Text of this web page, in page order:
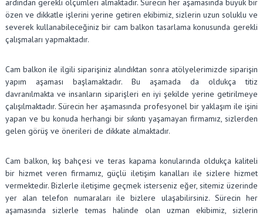
ardından gerekli ölçümleri almaktadır. Sürecin her aşamasında büyük bir
özen ve dikkatle işlerini yerine getiren ekibimiz, sizlerin uzun soluklu ve
severek kullanabileceğiniz bir cam balkon tasarlama konusunda gerekli
çalışmaları yapmaktadır.
Cam balkon ile ilgili siparişiniz alındıktan sonra atölyelerimizde siparişin
yapım aşaması başlamaktadır. Bu aşamada da oldukça titiz
davranılmakta ve insanların siparişleri en iyi şekilde yerine getirilmeye
çalışılmaktadır. Sürecin her aşamasında profesyonel bir yaklaşım ile işini
yapan ve bu konuda herhangi bir sıkıntı yaşamayan firmamız, sizlerden
gelen görüş ve önerileri de dikkate almaktadır.
Cam balkon, kış bahçesi ve teras kapama konularında oldukça kaliteli
bir hizmet veren firmamız, güçlü iletişim kanalları ile sizlere hizmet
vermektedir. Bizlerle iletişime geçmek isterseniz eğer, sitemiz üzerinde
yer alan telefon numaraları ile bizlere ulaşabilirsiniz. Sürecin her
aşamasında sizlerle temas halinde olan uzman ekibimiz, sizlerin